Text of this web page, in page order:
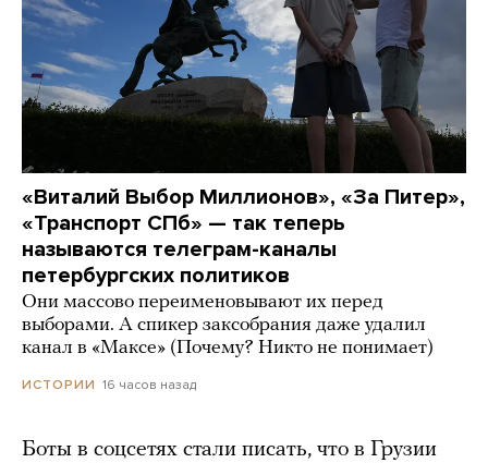
«Виталий Выбор Миллионов», «За Питер»,
«Транспорт СПб» — так теперь
называются телеграм-каналы
петербургских политиков
Они массово переименовывают их перед
выборами. А спикер заксобрания даже удалил
канал в «Максе» (Почему? Никто не понимает)
ИСТОРИИ 16 часов назад
Боты в соцсетях стали писать, что в Грузии